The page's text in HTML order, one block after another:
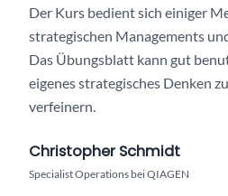
Der Kurs bedient sich einiger
strategischen Managements
Das Übungsblatt kann gut
eigenes strategisches Denken
verfeinern.
Christopher Schmidt
Specialist Operations bei QIAGEN